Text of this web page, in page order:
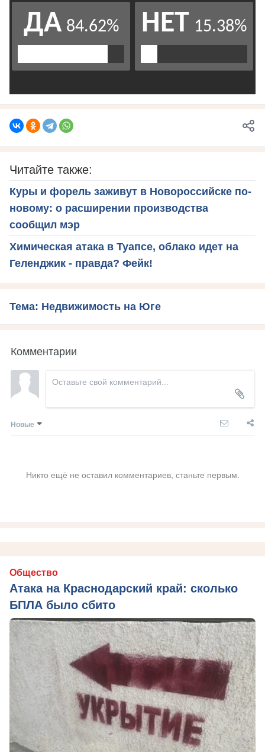
Читайте также:
Куры и форель заживут в Новороссийске по-
новому: о расширении производства
сообщил мэр
Химическая атака в Туапсе, облако идет на
Геленджик - правда? Фейк!
Тема: Недвижимость на Юге
Комментарии
Новые
Никто ещё не оставил комментариев, станьте первым.
Общество
Атака на Краснодарский край: сколько
БПЛА было сбито